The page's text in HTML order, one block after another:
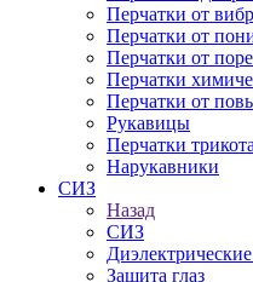
Перчатки от
Перчатки от
Перчатки от
Перчатки
Перчатки от
Рукавицы
Перчатки
Нарукавники
СИЗ
Назад
СИЗ
Защита глаз